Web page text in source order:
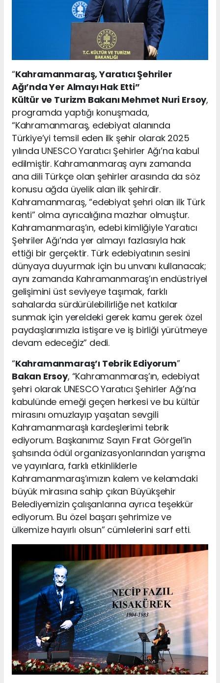
“Kahramanmaraş, Yaratıcı Şehriler
Ağı’nda Yer Almayı Hak Etti”
Kültür ve Turizm Bakanı Mehmet Nuri Ersoy,
programda yaptığı konuşmada,
“Kahramanmaraş, edebiyat alanında
Türkiye’yi temsil eden ilk şehir olarak 2025
yılında UNESCO Yaratıcı Şehirler Ağı’na kabul
edilmiştir. Kahramanmaraş aynı zamanda
ana dili Türkçe olan şehirler arasında da söz
konusu ağda üyelik alan ilk şehirdir.
Kahramanmaraş, “edebiyat şehri olan ilk Türk
kenti” olma ayrıcalığına mazhar olmuştur.
Kahramanmaraş’ın, edebi kimliğiyle Yaratıcı
Şehriler Ağı’nda yer almayı fazlasıyla hak
ettiği bir gerçektir. Türk edebiyatının sesini
dünyaya duyurmak için bu unvanı kullanacak;
aynı zamanda Kahramanmaraş’ın endüstriyel
gelişimini üst seviyeye taşımak, farklı
sahalarda sürdürülebilirliğe net katkılar
sunmak için yereldeki gerek kamu gerek özel
paydaşlarımızla istişare ve iş birliği yürütmeye
devam edeceğiz” dedi.
“Kahramanmaraş’ı Tebrik Ediyorum”
Bakan Ersoy, “Kahramanmaraş’ın, edebiyat
şehri olarak UNESCO Yaratıcı Şehirler Ağı’na
kabulünde emeği geçen herkesi ve bu kültür
mirasını omuzlayıp yaşatan sevgili
Kahramanmaraşlı kardeşlerimi tebrik
ediyorum. Başkanımız Sayın Fırat Görgel’in
şahsında ödül organizasyonlarından yarışma
ve yayınlara, farklı etkinliklerle
Kahramanmaraş’ımızın kalem ve kelamdaki
büyük mirasına sahip çıkan Büyükşehir
Belediyemizin çalışanlarına ayrıca teşekkür
ediyorum. Bu özel başarı şehrimize ve
ülkemize hayırlı olsun” cümlelerini sarf etti.